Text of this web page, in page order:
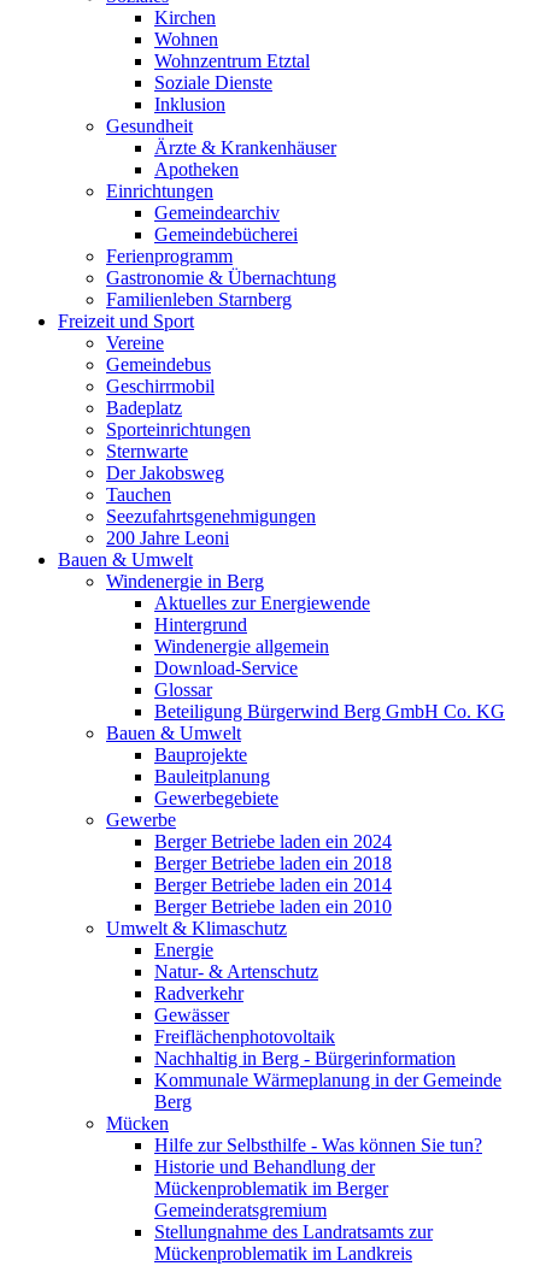
Kirchen
Wohnen
Wohnzentrum Etztal
Soziale Dienste
Inklusion
Gesundheit
Ärzte & Krankenhäuser
Apotheken
Einrichtungen
Gemeindearchiv
Gemeindebücherei
Ferienprogramm
Gastronomie & Übernachtung
Familienleben Starnberg
Freizeit und Sport
Vereine
Gemeindebus
Geschirrmobil
Badeplatz
Sporteinrichtungen
Sternwarte
Der Jakobsweg
Tauchen
Seezufahrtsgenehmigungen
200 Jahre Leoni
Bauen & Umwelt
Windenergie in Berg
Aktuelles zur Energiewende
Hintergrund
Windenergie allgemein
Download-Service
Glossar
Beteiligung Bürgerwind Berg GmbH Co. KG
Bauen & Umwelt
Bauprojekte
Bauleitplanung
Gewerbegebiete
Gewerbe
Berger Betriebe laden ein 2024
Berger Betriebe laden ein 2018
Berger Betriebe laden ein 2014
Berger Betriebe laden ein 2010
Umwelt & Klimaschutz
Energie
Natur- & Artenschutz
Radverkehr
Gewässer
Freiflächenphotovoltaik
Nachhaltig in Berg - Bürgerinformation
Kommunale Wärmeplanung in der Gemeinde
Berg
Mücken
Hilfe zur Selbsthilfe - Was können Sie tun?
Historie und Behandlung der
Mückenproblematik im Berger
Gemeinderatsgremium
Stellungnahme des Landratsamts zur
Mückenproblematik im Landkreis